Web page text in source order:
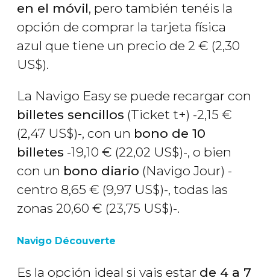
en el móvil, pero también tenéis la
opción de comprar la tarjeta física
azul que tiene un precio de 2 € (2,30
US$).
La Navigo Easy se puede recargar con
billetes sencillos (Ticket t+) -2,15 €
(2,47 US$)-, con un bono de 10
billetes -19,10 € (22,02 US$)-, o bien
con un bono diario (Navigo Jour) -
centro 8,65 € (9,97 US$)-, todas las
zonas 20,60 € (23,75 US$)-.
Navigo Découverte
Es la opción ideal si vais estar de 4 a 7